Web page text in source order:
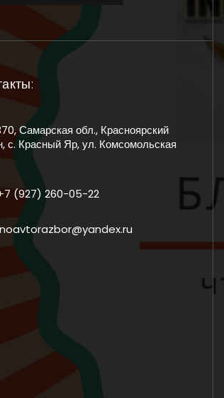
Самарская обл., Красноярский
с. Красный Яр, ул. Комсомольская
(927) 260-05-22